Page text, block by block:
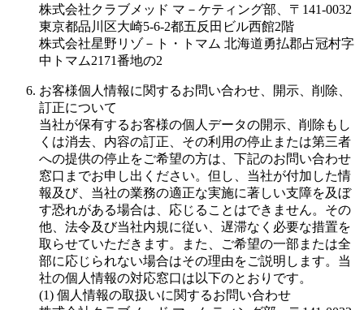
株式会社クラブメッド マ－ケティング部、〒141-0032
東京都品川区大崎5-6-2都五反田ビル西館2階
株式会社星野リゾ－ト・トマム 北海道勇払郡占冠村字
中トマム2171番地の2
お客様個人情報に関するお問い合わせ、開示、削除、
訂正について
当社が保有するお客様の個人データの開示、削除もし
くは消去、内容の訂正、その利用の停止または第三者
への提供の停止をご希望の方は、下記のお問い合わせ
窓口までお申し出ください。但し、当社が付加した情
報及び、当社の業務の適正な実施に著しい支障を及ぼ
す恐れがある場合は、応じることはできません。その
他、法令及び当社内規に従い、遅滞なく必要な措置を
取らせていただきます。また、ご希望の一部または全
部に応じられない場合はその理由をご説明します。当
社の個人情報の対応窓口は以下のとおりです。
(1) 個人情報の取扱いに関するお問い合わせ